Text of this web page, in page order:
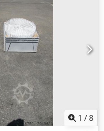
1 /8